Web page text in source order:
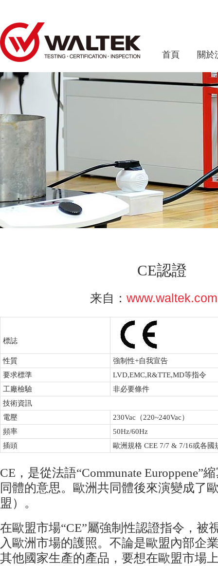
首頁 關於
CE認證
来自：
標誌
性質
強制性+自我宣告
要求標準
LVD,EMC,R&TTE,MD等指令
工廠檢驗
非必要條件
技術資訊
電壓
230Vac（220~240Vac）
頻率
50Hz/60Hz
插頭
歐洲規格 CEE 7/7 & 7/16或各國
CE，是從法語“Communate Europpene”
同體的意思。歐洲共同體後來演變成了
盟）。
在歐盟市場“CE”屬強制性認證指令，被
入歐洲市場的護照。不論是歐盟內部企
其他國家生產的產品，要想在歐盟市場